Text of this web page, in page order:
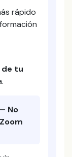
rápido
tu
No